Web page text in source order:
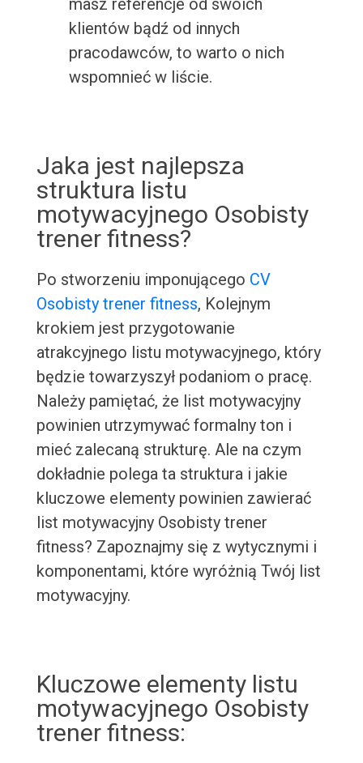
masz referencje od swoich
klientów bądź od innych
pracodawców, to warto o nich
wspomnieć w liście.
Jaka jest najlepsza
struktura listu
motywacyjnego Osobisty
trener fitness?
Po stworzeniu imponującego CV
Osobisty trener fitness, Kolejnym
krokiem jest przygotowanie
atrakcyjnego listu motywacyjnego, który
będzie towarzyszył podaniom o pracę.
Należy pamiętać, że list motywacyjny
powinien utrzymywać formalny ton i
mieć zalecaną strukturę. Ale na czym
dokładnie polega ta struktura i jakie
kluczowe elementy powinien zawierać
list motywacyjny Osobisty trener
fitness? Zapoznajmy się z wytycznymi i
komponentami, które wyróżnią Twój list
motywacyjny.
Kluczowe elementy listu
motywacyjnego Osobisty
trener fitness: